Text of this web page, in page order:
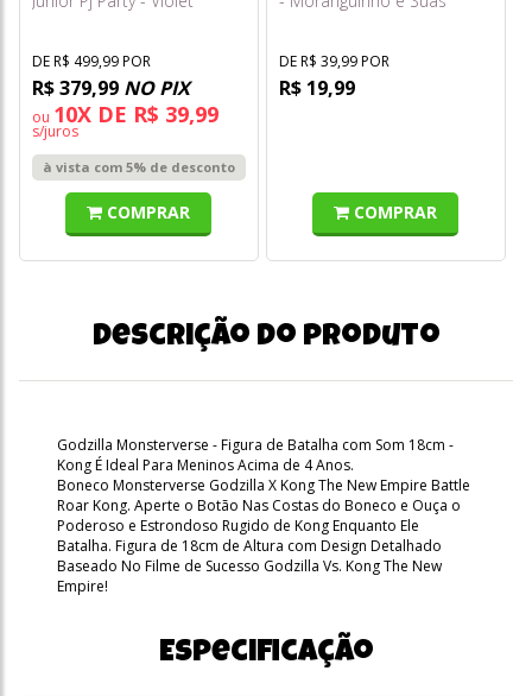
DE R$ 499,99 POR
R$ 379,99 NO PIX
ou 10X DE R$ 39,99
s/juros
à vista com 5% de desconto
COMPRAR
DE R$ 39,99 POR
R$ 19,99
COMPRAR
Descrição do produto
Godzilla Monsterverse - Figura de Batalha com Som 18cm -
Kong É Ideal Para Meninos Acima de 4 Anos.
Boneco Monsterverse Godzilla X Kong The New Empire Battle
Roar Kong. Aperte o Botão Nas Costas do Boneco e Ouça o
Poderoso e Estrondoso Rugido de Kong Enquanto Ele
Batalha. Figura de 18cm de Altura com Design Detalhado
Baseado No Filme de Sucesso Godzilla Vs. Kong The New
Empire!
Especificação